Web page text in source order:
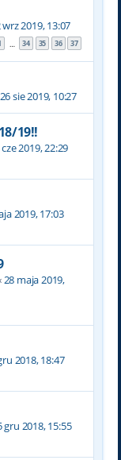
wrz 2019, 13:07
… 34 35 36 37
26 sie 2019, 10:27
19!!
2019, 22:29
2019, 17:03
28 maja 2019,
2018, 18:47
gru 2018, 15:55